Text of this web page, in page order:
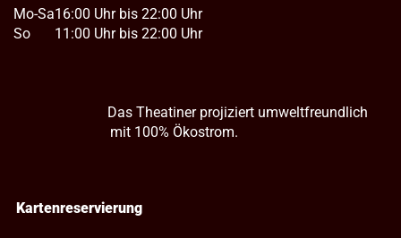
Mo-Sa
So
16:00 Uhr bis 22:00 Uhr
11:00 Uhr bis 22:00 Uhr
Das Theatiner projiziert umweltfreundlich
mit 100% Ökostrom.
Kartenreservierung